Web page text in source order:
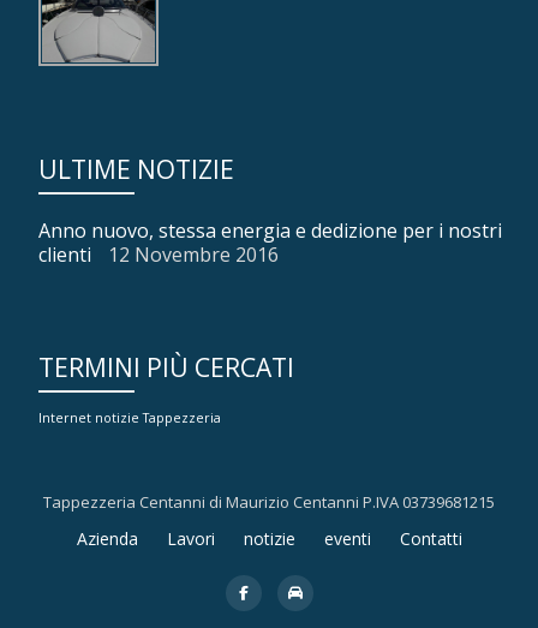
ULTIME NOTIZIE
Anno nuovo, stessa energia e dedizione per i nostri
clienti
12 Novembre 2016
TERMINI PIÙ CERCATI
Internet notizie Tappezzeria
Tappezzeria Centanni di Maurizio Centanni P.IVA 03739681215
Menù
Azienda Lavori notizie eventi Contatti
fa-
facebook
fa-
car